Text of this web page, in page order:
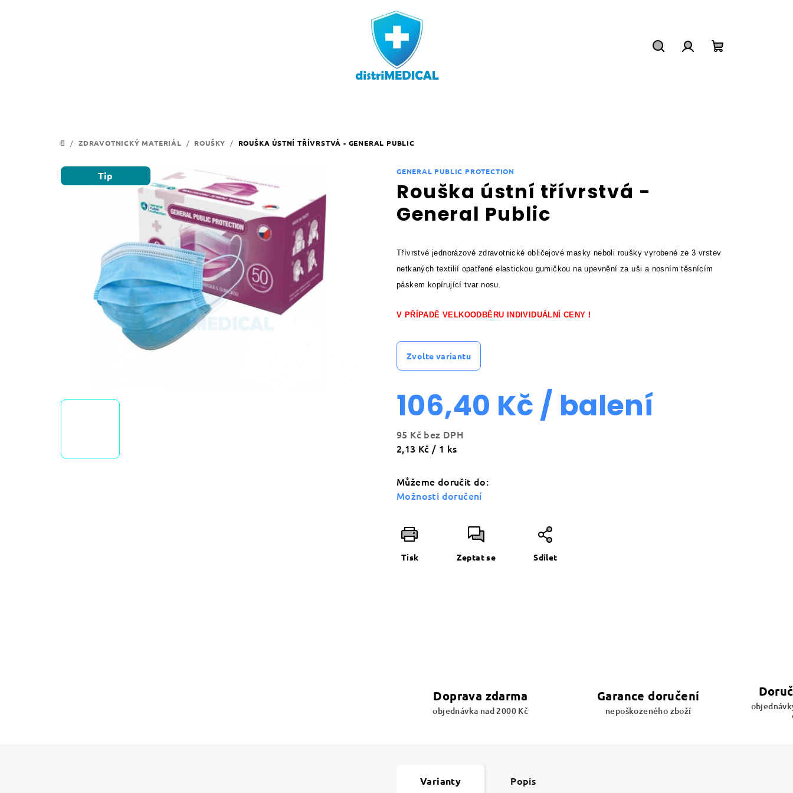
DOMŮ
/ ZDRAVOTNICKÝ MATERIÁL / ROUŠKY / ROUŠKA ÚSTNÍ TŘÍVRSTVÁ - GENERAL PUBLIC
GENERAL PUBLIC PROTECTION
Rouška ústní třívrstvá -
General Public
Třívrstvé jednorázové zdravotnické obličejové masky neboli roušky vyrobené ze 3 vrstev
netkaných textilií opatřené elastickou gumičkou na upevnění za uši a nosním těsnícím
páskem kopírující tvar nosu.
V PŘÍPADĚ VELKOODBĚRU INDIVIDUÁLNÍ CENY !
Zvolte variantu
106,40 Kč / balení
95 Kč bez DPH
Měrná
2,13 Kč / 1 ks
Můžeme doručit do:
Možnosti doručení
Tisk Zeptat se Sdílet
Tip
Doprava zdarma
objednávka nad 2000 Kč
Garance doručení
nepoškozeného zboží
Varianty Popis